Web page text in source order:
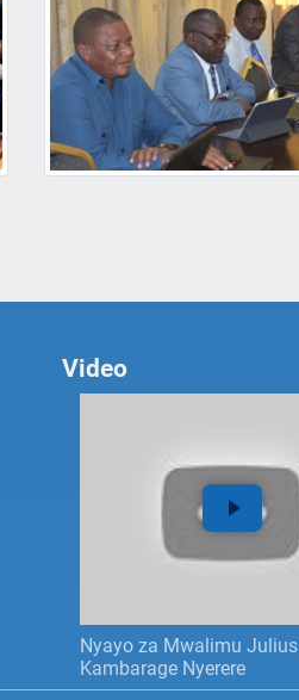
Video
Nyayo za Mwalimu Julius
Kambarage Nyerere